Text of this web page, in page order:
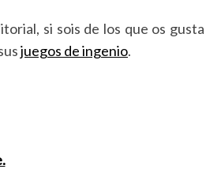
si sois de los que os gusta
juegos de ingenio.